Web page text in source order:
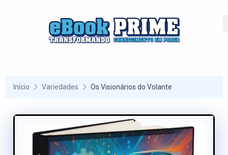
Início Variedades Os Visionários do Volante